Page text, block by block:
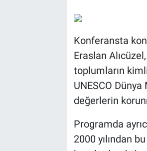
Konferansta
Eraslan
toplumların
UNESCO
değerlerin
Programda
2000 yılından